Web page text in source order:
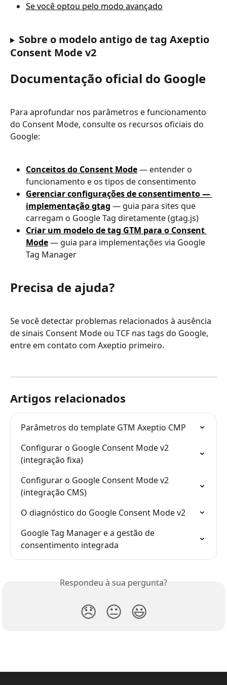
Se você optou pelo modo avançado
Sobre o modelo antigo de tag Axeptio
Consent Mode v2
Documentação oficial do Google
Para aprofundar nos parâmetros e funcionamento
do Consent Mode, consulte os recursos oficiais do
Google:
Conceitos do Consent Mode — entender o
funcionamento e os tipos de consentimento
Gerenciar configurações de consentimento —
implementação gtag — guia para sites que
carregam o Google Tag diretamente (gtag.js)
Criar um modelo de tag GTM para o Consent
Mode — guia para implementações via Google
Tag Manager
Precisa de ajuda?
Se você detectar problemas relacionados à ausência
de sinais Consent Mode ou TCF nas tags do Google,
entre em contato com Axeptio primeiro.
Artigos relacionados
Parâmetros do template GTM Axeptio CMP
Configurar o Google Consent Mode v2
(integração fixa)
Configurar o Google Consent Mode v2
(integração CMS)
O diagnóstico do Google Consent Mode v2
Google Tag Manager e a gestão de
consentimento integrada
Respondeu à sua pergunta?
😞 😐 😃